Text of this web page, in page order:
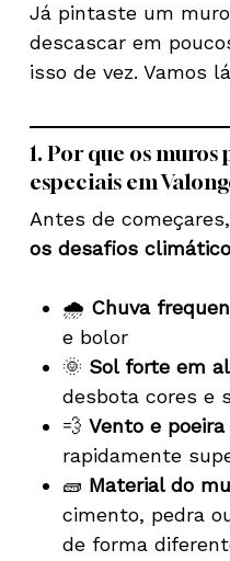
Já pintaste um
descascar em
isso de vez. Vamos
1. Por que os
especiais em
Antes de
os desafios
🌧️ Chuva
e bolor
🌞 Sol forte em
desbota cores e
💨 Vento e poeira
rapidamente
🧱 Material do
cimento, pedra
de forma